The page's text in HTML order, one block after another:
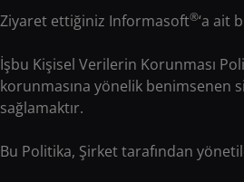
Ziyaret ettiğiniz Informasoft®‘a ait
İşbu Kişisel Verilerin Korunması
korunmasına yönelik benimsenen
sağlamaktır.
Bu Politika, Şirket tarafından